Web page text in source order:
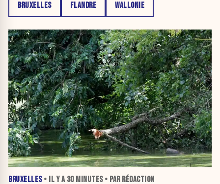
BRUXELLES FLANDRE WALLONIE
BRUXELLES• IL Y A 30 MINUTES• PAR RÉDACTION